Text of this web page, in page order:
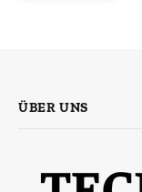
ÜBER UNS